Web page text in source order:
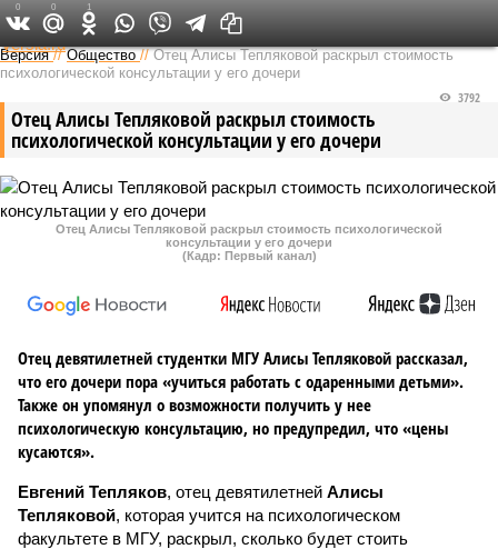
Федеральный выпуск
Версия //Общество //Отец Алисы Тепляковой раскрыл стоимость
психологической консультации у его дочери
Отец Алисы Тепляковой раскрыл стоимость
психологической консультации у его дочери
3792
Отец Алисы Тепляковой раскрыл стоимость психологической
консультации у его дочери
(Кадр: Первый канал)
Отец девятилетней студентки МГУ Алисы Тепляковой рассказал,
что его дочери пора «учиться работать с одаренными детьми».
Также он упомянул о возможности получить у нее
психологическую консультацию, но предупредил, что «цены
кусаются».
Евгений Тепляков, отец девятилетней Алисы
Тепляковой, которая учится на психологическом
факультете в МГУ, раскрыл, сколько будет стоить
0 0 1